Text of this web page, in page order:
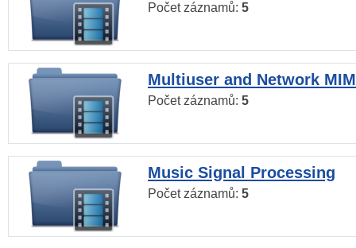
Počet záznamů: 5
Multiuser and Network
Počet záznamů: 5
Music Signal Processing
Počet záznamů: 5